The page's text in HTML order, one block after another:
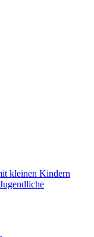
kleinen Kindern